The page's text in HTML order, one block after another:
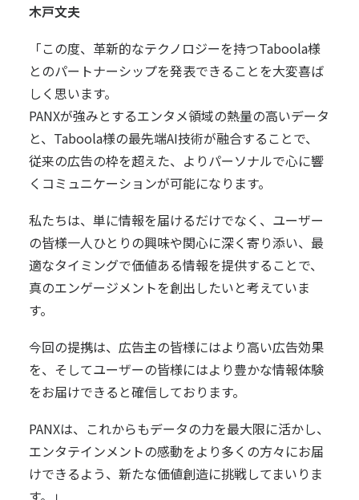
木戸文夫
「この度、革新的なテクノロジーを持つTaboola様
とのパートナーシップを発表できることを大変喜ば
しく思います。
PANXが強みとするエンタメ領域の熱量の高いデータ
と、Taboola様の最先端AI技術が融合することで、
従来の広告の枠を超えた、よりパーソナルで心に響
くコミュニケーションが可能になります。
私たちは、単に情報を届けるだけでなく、ユーザー
の皆様一人ひとりの興味や関心に深く寄り添い、最
適なタイミングで価値ある情報を提供することで、
真のエンゲージメントを創出したいと考えていま
す。
今回の提携は、広告主の皆様にはより高い広告効果
を、そしてユーザーの皆様にはより豊かな情報体験
をお届けできると確信しております。
PANXは、これからもデータの力を最大限に活かし、
エンタテインメントの感動をより多くの方々にお届
けできるよう、新たな価値創造に挑戦してまいりま